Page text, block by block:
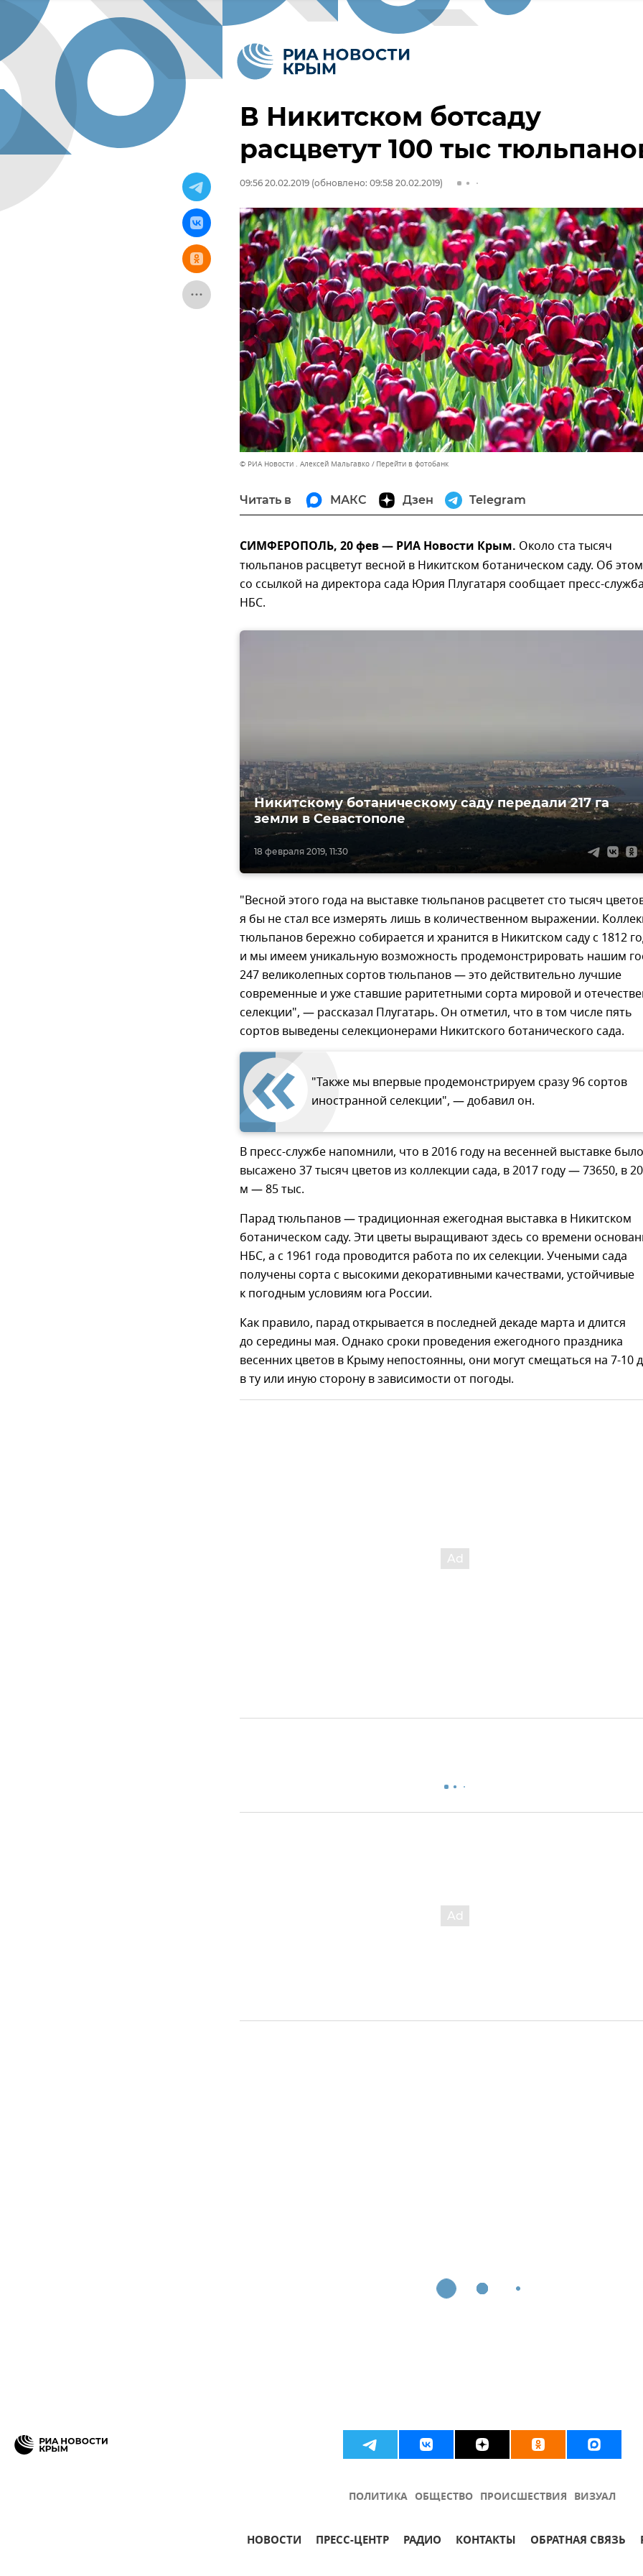
В Никитском ботсаду
расцветут 100 тыс
09:56 20.02.2019 (обновлено: 09:58 20.02.2019)
© РИА Новости . Алексей Мальгавко Перейти в фотобанк
Читать в МАКС Дзен Telegram
СИМФЕРОПОЛЬ, 20 фев — РИА Новости Крым. Около ста тысяч
тюльпанов расцветут весной в Никитском ботаническом саду. Об этом
со ссылкой на директора сада Юрия Плугатаря сообщает пресс-
НБС.
18 февраля 2019, 11:30
Никитскому ботаническому саду передали 217 га
земли в Севастополе
"Весной этого года на выставке тюльпанов расцветет сто тысяч
я бы не стал все измерять лишь в количественном выражении.
тюльпанов бережно собирается и хранится в Никитском саду с 1812
и мы имеем уникальную возможность продемонстрировать нашим
247 великолепных сортов тюльпанов — это действительно лучшие
современные и уже ставшие раритетными сорта мировой и
селекции", — рассказал Плугатарь. Он отметил, что в том числе пять
сортов выведены селекционерами Никитского ботанического сада.
"Также мы впервые продемонстрируем сразу 96 сортов
иностранной селекции", — добавил он.
В пресс-службе напомнили, что в 2016 году на весенней выставке было
высажено 37 тысяч цветов из коллекции сада, в 2017 году — 73650, в
м — 85 тыс.
Парад тюльпанов — традиционная ежегодная выставка в Никитском
ботаническом саду. Эти цветы выращивают здесь со времени
НБС, а с 1961 года проводится работа по их селекции. Учеными сада
получены сорта с высокими декоративными качествами, устойчивые
к погодным условиям юга России.
Как правило, парад открывается в последней декаде марта и длится
до середины мая. Однако сроки проведения ежегодного праздника
весенних цветов в Крыму непостоянны, они могут смещаться на 7-10
в ту или иную сторону в зависимости от погоды.
ПОЛИТИКА ОБЩЕСТВО ПРОИСШЕСТВИЯ ВИЗУАЛ
НОВОСТИ ПРЕСС-ЦЕНТР РАДИО КОНТАКТЫ ОБРАТНАЯ СВЯЗЬ